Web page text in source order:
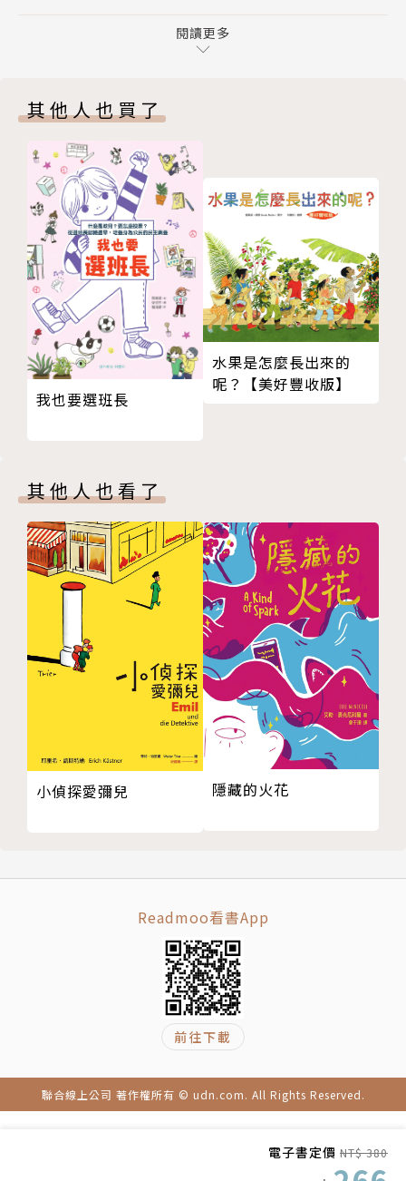
電子書定價 NT$ 380
差，雙方也因此反目成仇，最終爆發了南北戰爭這場武
家。
在奧地利、俄羅斯與鄂圖曼帝國這邊，長期被統治的各
民族紛紛要求自由與平等，而這三個帝國也試著透過共
主邦聯、解放農奴、制定憲法等方式，來維護舊有體
制。清帝國也試圖以「中體西用」這種理念吸收西方各
國先進的知識與技術，藉此來強化體制。另一方面，完
成明治維新的日本則積極吸收西方的制度與技術，不斷
的改造政治與社會的結構，同時強化經濟實力。
到了十九世紀末期，為了爭奪朝鮮的統治權與清帝國爆
發戰爭，並在贏得戰爭之後躋身列強。這三場大革命的
影響波及了全世界，也因為各地文化的不同而引起了不
同的反應。建議各位家長與孩子們一起探索這些事件之
【中文版專業審定】
李文成／歷史講師、作者
「歷史本身是迷人的劇本，而漫畫，絕對是最能讓枯燥
的文件檔案，成為一段段生動演釋、讓讀者身歷其境的
呈現方式。這套世界史，除了影響大格局的史詩，也有
最令人讚嘆的細節。」
【強力推薦】
Tey Cheng｜FB「小學生都看什麼書」版主
小熊媽張美蘭｜親職作家
涂豐恩｜故事 StoryStudio 創辦人暨主編
鄭俊德｜閱讀人社群主編
蔡依橙｜陪你看國際新聞 創辦人
※ 超強口碑的「東大流」世界歷史學習漫畫！
※ 整體規劃能夠徹底了解歷史的橫向關聯性！
※ 章節設計活潑有趣，讓歷史事件變得生動！
※ 學習歷史的前線，符合當前課綱指導要領！
※ 不受年齡限制！輕鬆學習全球歷史的叢書！
※ 近藤勝也（吉卜力工作室）繪製精美封面！
【系列特色】
第１章 擴張的美國與南北戰爭
第２章 義大利與德意志的統一
第４章 清帝國的改革與撼動亞洲的日本
羽田教授教教我（Q＆A）
主要參考圖書與資料
版權頁
世界遺產地圖
封底
閱讀更多
其他人也買了
我也要選班長
水果是怎麼長出來的
呢？【美好豐收版】
其他人也看了
小偵探愛彌兒 隱藏的火花
Readmoo看書App
前往下載
聯合線上公司 著作權所有 © udn.com. All Rights Reserved.